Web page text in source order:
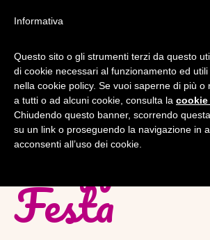
Mappa
Festa
Informativa
Questo sito o gli strumenti terzi da questo
di cookie necessari al funzionamento ed
nella cookie policy. Se vuoi saperne di più o
a tutti o ad alcuni cookie, consulta la
Chiudendo questo banner, scorrendo
su un link o proseguendo la navigazione in
acconsenti all’uso dei cookie.